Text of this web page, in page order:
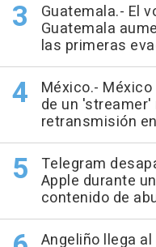
Guatemala.- El
Guatemala
las primeras
México.-
de un
retransmisión
Telegram
Apple durante
contenido de
Angeliño llega